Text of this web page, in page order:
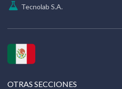
Tecnolab S.A.
OTRAS SECCIONES